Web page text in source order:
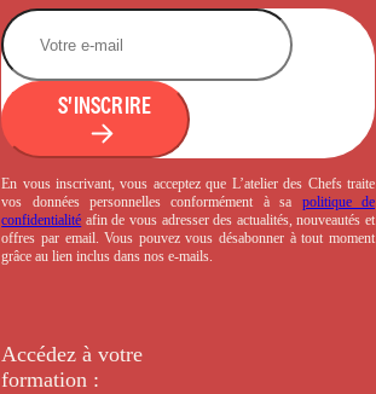
S'INSCRIRE
En vous inscrivant, vous acceptez que L’atelier des Chefs traite
vos données personnelles conformément à sa politique de
confidentialité afin de vous adresser des actualités, nouveautés et
offres par email. Vous pouvez vous désabonner à tout moment
grâce au lien inclus dans nos e-mails.
Accédez à votre
formation :